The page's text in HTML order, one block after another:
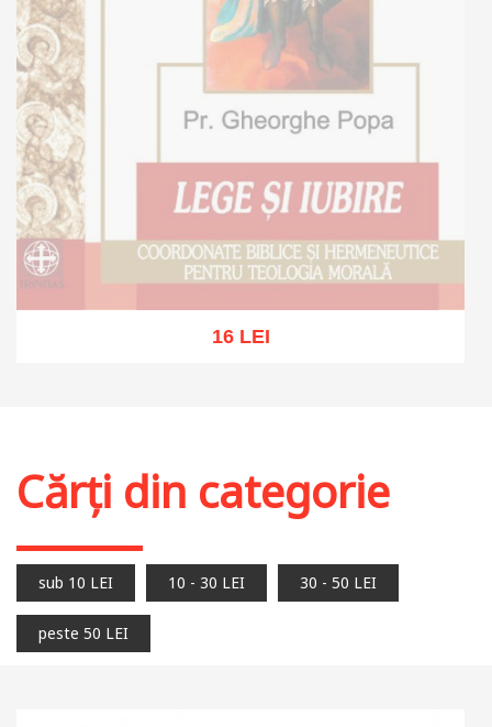
16 LEI
Cărți din categorie
sub 10 LEI 10 - 30 LEI 30 - 50 LEI
peste 50 LEI